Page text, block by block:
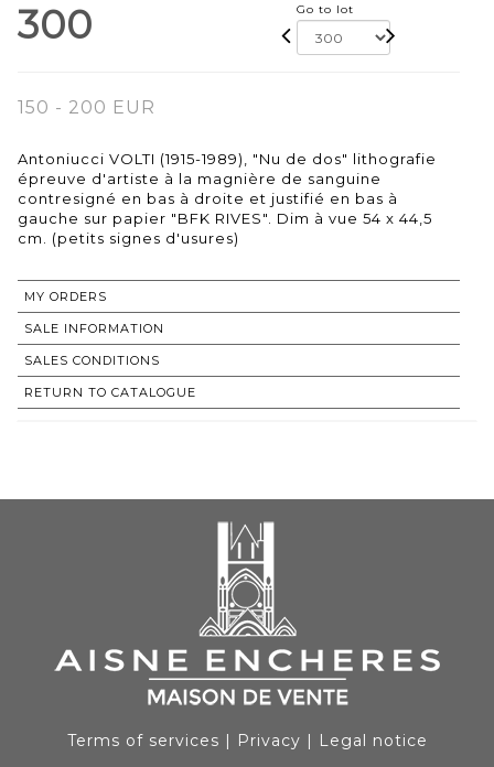
300 Go to lot
150 - 200 EUR
Antoniucci VOLTI (1915-1989), "Nu de dos" lithografie
épreuve d'artiste à la magnière de sanguine
contresigné en bas à droite et justifié en bas à
gauche sur papier "BFK RIVES". Dim à vue 54 x 44,5
cm. (petits signes d'usures)
MY ORDERS
SALE INFORMATION
SALES CONDITIONS
RETURN TO CATALOGUE
Terms of services | Privacy | Legal notice